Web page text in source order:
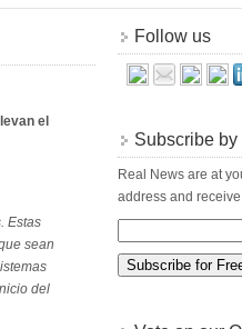
el
Estas
sean
del
Follow us
Subscribe by
Real News are at
address and